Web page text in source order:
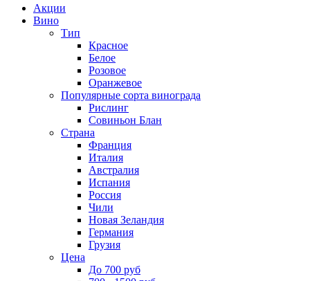
Акции
Вино
Тип
Красное
Белое
Розовое
Оранжевое
Популярные сорта винограда
Рислинг
Совиньон Блан
Страна
Франция
Италия
Австралия
Испания
Россия
Чили
Новая Зеландия
Германия
Грузия
Цена
До 700 руб